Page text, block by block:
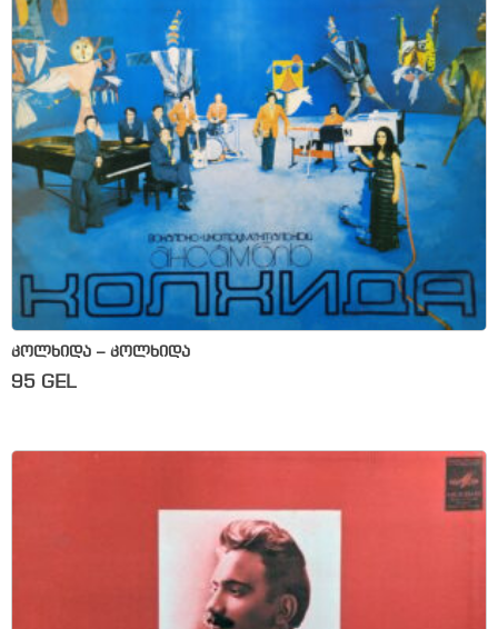
კოლხიდა – კოლხიდა
95 GEL